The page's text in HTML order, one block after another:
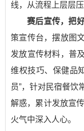
线，从流程上层层
赛后宣传，把
策宣传台，摆放图
发放宣传材料，普
维权技巧、保健品
员”，针对民宿餐饮
解惑，累计发放宣
火气中深入人心。